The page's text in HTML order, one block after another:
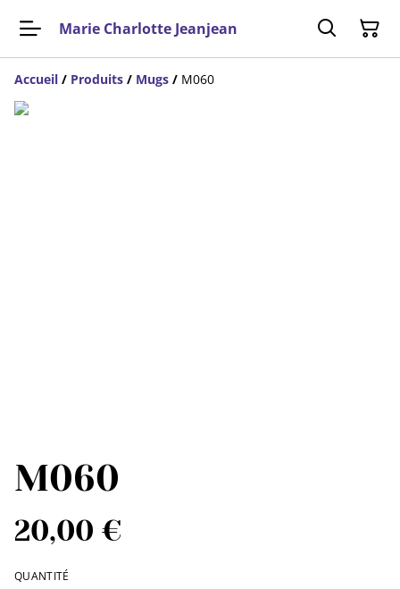
Marie Charlotte Jeanjean
Accueil / Produits / Mugs / M060
M060
20,00 €
QUANTITÉ